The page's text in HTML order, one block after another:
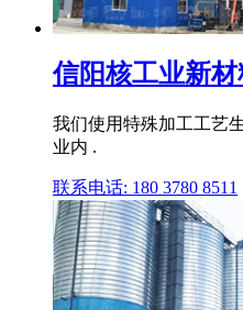
信阳核工业新材
我们使用特殊加工工艺
业内 .
联系电话: 180 3780 8511